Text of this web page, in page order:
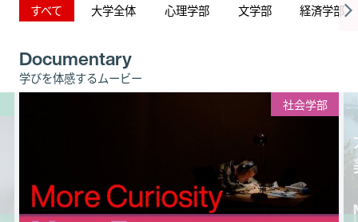
すべて
大学全体 心理学部 文学部 経済学部
Documentary
学びを体感するムービー
社会学部